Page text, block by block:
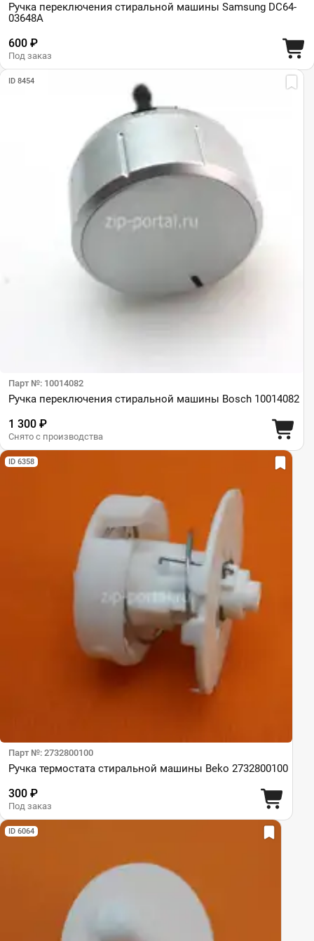
Ручка переключения стиральной машины Samsung DC64-
03648A
600 ₽
Под заказ
ID 8454
Парт №: 10014082
Ручка переключения стиральной машины Bosch 10014082
1 300 ₽
Снято с производства
ID 6358
Парт №: 2732800100
Ручка термостата стиральной машины Beko 2732800100
300 ₽
Под заказ
ID 6064